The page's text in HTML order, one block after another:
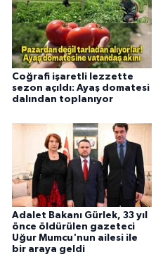
Coğrafi işaretli lezzette
sezon açıldı: Ayaş domatesi
dalından toplanıyor
Adalet Bakanı Gürlek, 33 yıl
önce öldürülen gazeteci
Uğur Mumcu'nun ailesi ile
bir araya geldi